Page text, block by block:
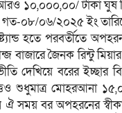
আরও ১০,০০০,০০/ টাকা
। গত-০৮/০৬/২০২৫ ইং
হতে পরবর্তীতে
বাজারে জৈনক রিন্টু
দেখিয়ে বরের ইচ্ছার
শুধুমাত্র মোহরআনা
ঐ সময় বর অপহরনের